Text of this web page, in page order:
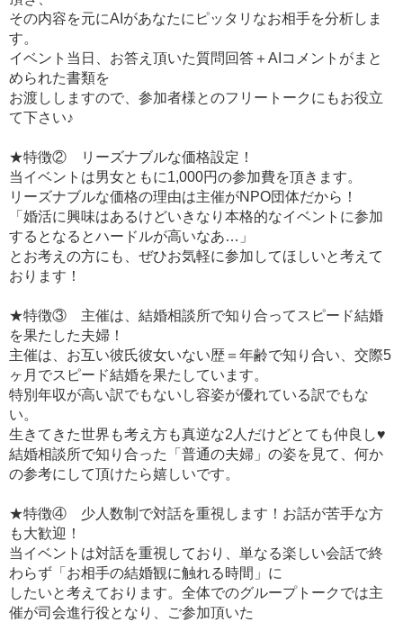
その内容を元にAIがあなたにピッタリなお相手を分析しま
す。
イベント当日、お答え頂いた質問回答＋AIコメントがまと
められた書類を
お渡ししますので、参加者様とのフリートークにもお役立
て下さい♪
★特徴② リーズナブルな価格設定！
当イベントは男女ともに1,000円の参加費を頂きます。
リーズナブルな価格の理由は主催がNPO団体だから！
「婚活に興味はあるけどいきなり本格的なイベントに参加
するとなるとハードルが高いなあ…」
とお考えの方にも、ぜひお気軽に参加してほしいと考えて
おります！
★特徴③ 主催は、結婚相談所で知り合ってスピード結婚
を果たした夫婦！
主催は、お互い彼氏彼女いない歴＝年齢で知り合い、交際5
ヶ月でスピード結婚を果たしています。
特別年収が高い訳でもないし容姿が優れている訳でもな
い。
生きてきた世界も考え方も真逆な2人だけどとても仲良し♥
結婚相談所で知り合った「普通の夫婦」の姿を見て、何か
の参考にして頂けたら嬉しいです。
★特徴④ 少人数制で対話を重視します！お話が苦手な方
も大歓迎！
当イベントは対話を重視しており、単なる楽しい会話で終
わらず「お相手の結婚観に触れる時間」に
したいと考えております。全体でのグループトークでは主
催が司会進行役となり、ご参加頂いた